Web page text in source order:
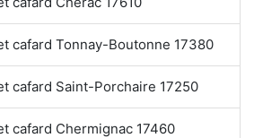
cafard Tonnay-Boutonne 17380
cafard Saint-Porchaire 17250
cafard Chermignac 17460